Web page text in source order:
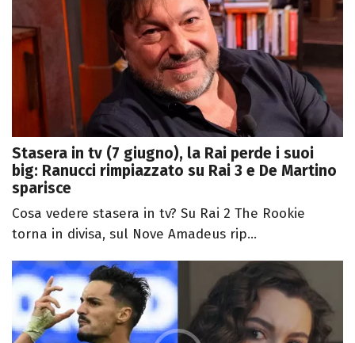
Stasera in tv (7 giugno), la Rai perde i suoi
big: Ranucci rimpiazzato su Rai 3 e De Martino
sparisce
Cosa vedere stasera in tv? Su Rai 2 The Rookie
torna in divisa, sul Nove Amadeus rip...